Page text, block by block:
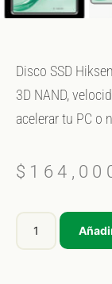
Disco SSD
3D NAND,
acelerar tu PC o
$